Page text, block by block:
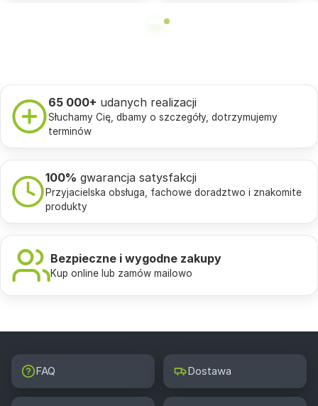
65 000+ udanych realizacji
Słuchamy Cię, dbamy o szczegóły, dotrzymujemy
terminów
100% gwarancja satysfakcji
Przyjacielska obsługa, fachowe doradztwo i znakomite
produkty
Bezpieczne i wygodne zakupy
Kup online lub zamów mailowo
FAQ Dostawa